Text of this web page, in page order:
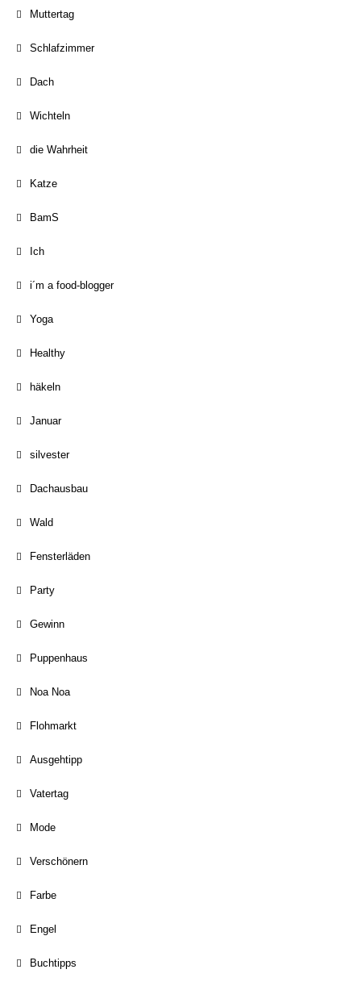
Muttertag
Schlafzimmer
Dach
Wichteln
die Wahrheit
Katze
BamS
Ich
i´m a food-blogger
Yoga
Healthy
häkeln
Januar
silvester
Dachausbau
Wald
Fensterläden
Party
Gewinn
Puppenhaus
Noa Noa
Flohmarkt
Ausgehtipp
Vatertag
Mode
Verschönern
Farbe
Engel
Buchtipps